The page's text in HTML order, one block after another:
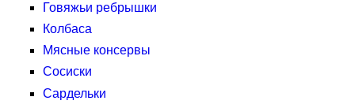
Говяжьи ребрышки
Колбаса
Мясные консервы
Сосиски
Сардельки